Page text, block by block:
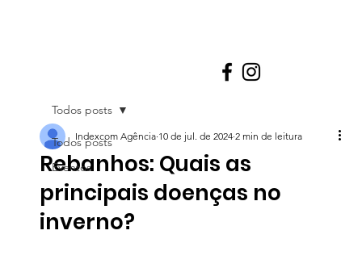
Todos posts
Eventos
Todos posts
Rebanhos: Quais as
principais doenças no
inverno?
Indexcom Agência 10 de jul. de 2024 2 min de leitura